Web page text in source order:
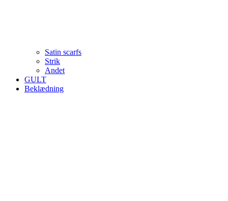
Satin scarfs
Strik
Andet
GULT
Beklædning